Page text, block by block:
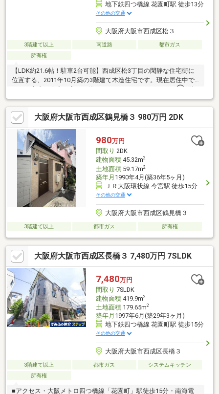
地下鉄四つ橋線 花園町駅 徒歩13分
その他の交通
大阪府大阪市西成区松３
3階建て以上 南道路
都市ガス
所有権
【LDK約21.6帖！駐車2台可能】西成区松3丁目の閑静な住宅街に
位置する、2011年10月築の3階建て木造住宅です。現在居住中で
のLDKは、約21.6帖の広さを確保。ご家族全員が集まってもゆっ
たりとくつろげる、のびのびとした大空間です。 ②敷地内には
カースペースを2台分（※車種制限有）設けており、お車を複数台
お持ちのご家庭や、来客時にも大変便利です。 ■ 充実の周辺環境
（ライフインフォメーション）日々のお買い物から子育てまで、
生活に欠かせない施設が徒歩圏内に揃う恵まれた住環境です。
大阪府大阪市西成区鶴見橋３ 980万円 2DK
980万円
間取り 2DK
建物面積45.32m2
土地面積59.17m2
築年月 1990年4月(築36年5ヶ月)
ＪＲ大阪環状線 今宮駅 徒歩15分
その他の交通
大阪府大阪市西成区鶴見橋３
3階建て以上 都市ガス 所有権
大阪府大阪市西成区長橋３ 7,480万円 7SLDK
7,480万円
間取り 7SLDK
建物面積419.9m2
土地面積179.65m2
築年月 1997年6月(築29年3ヶ月)
地下鉄四つ橋線 花園町駅 徒歩15分
その他の交通
大阪府大阪市西成区長橋３
3階建て以上 都市ガス
システムキッチン
所有権
■アクセス・大阪メトロ四つ橋線「花園町」駅徒歩15分・南海電